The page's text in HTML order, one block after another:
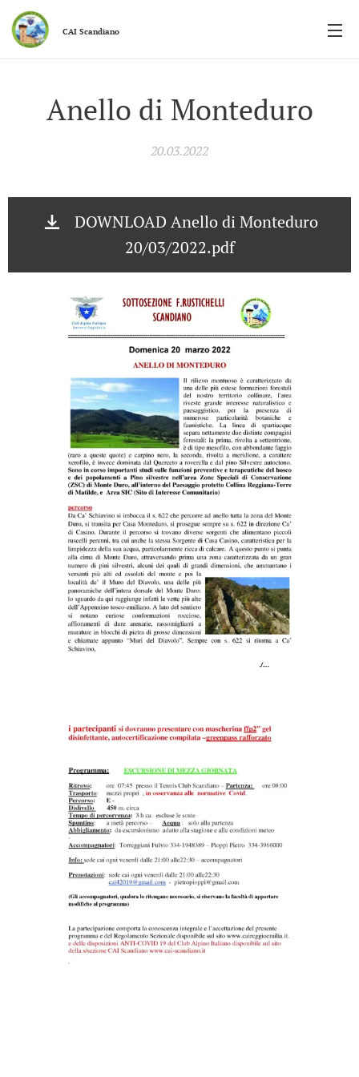
CAI Scandiano
Anello di Monteduro
20.03.2022
DOWNLOAD Anello di Monteduro
20/03/2022.pdf